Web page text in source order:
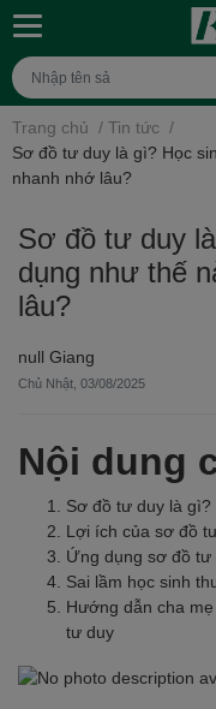
Trang chủ / Tin tức /
Sơ đồ tư duy là gì? Học
nhanh nhớ lâu?
Sơ đồ tư duy
dụng như thế
lâu?
null Giang
Chủ Nhật, 03/08/2025
Nội dung
Sơ đồ tư duy là gì?
Lợi ích của sơ đồ
Ứng dụng sơ đồ
Sai lầm học sinh
Hướng dẫn cha
tư duy